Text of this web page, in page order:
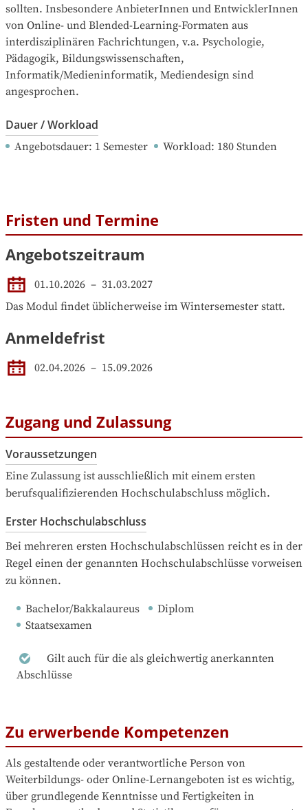
sollten. Insbesondere AnbieterInnen und EntwicklerInnen
von Online- und Blended-Learning-Formaten aus
interdisziplinären Fachrichtungen, v.a. Psychologie,
Pädagogik, Bildungswissenschaften,
Informatik/Medieninformatik, Mediendesign sind
angesprochen.
Dauer / Workload
Angebotsdauer: 1 Semester Workload: 180 Stunden
Fristen und Termine
Angebotszeitraum
01.10.2026 – 31.03.2027
Das Modul findet üblicherweise im Wintersemester statt.
Anmeldefrist
02.04.2026 – 15.09.2026
Zugang und Zulassung
Voraussetzungen
Eine Zulassung ist ausschließlich mit einem ersten
berufsqualifizierenden Hochschulabschluss möglich.
Erster Hochschulabschluss
Bei mehreren ersten Hochschulabschlüssen reicht es in der
Regel einen der genannten Hochschulabschlüsse vorweisen
zu können.
Bachelor/Bakkalaureus
Diplom
Staatsexamen
Gilt auch für die als gleichwertig anerkannten
Abschlüsse
Zu erwerbende Kompetenzen
Als gestaltende oder verantwortliche Person von
Weiterbildungs- oder Online-Lernangeboten ist es wichtig,
über grundlegende Kenntnisse und Fertigkeiten in